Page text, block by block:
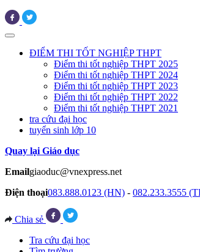
ĐIỂM THI TỐT NGHIỆP THPT
Điểm thi tốt nghiệp THPT 2025
Điểm thi tốt nghiệp THPT 2024
Điểm thi tốt nghiệp THPT 2023
Điểm thi tốt nghiệp THPT 2022
Điểm thi tốt nghiệp THPT 2021
tra cứu đại học
tuyển sinh lớp 10
Quay lại Giáo dục
Emailgiaoduc@vnexpress.net
Điện thoại083.888.0123 (HN) - 082.233.3555
Chia sẻ
Tra cứu đại học